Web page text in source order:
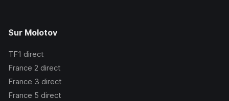
Sur Molotov
TF1 direct
France 2 direct
France 3 direct
France 5 direct